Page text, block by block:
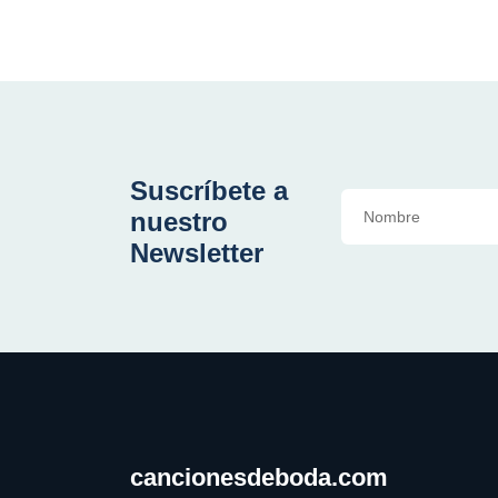
Suscríbete a
nuestro
Newsletter
cancionesdeboda.com